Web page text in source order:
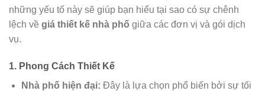
những yếu tố này sẽ giúp bạn hiểu tại sao có sự chênh
lệch về giá thiết kế nhà phố giữa các đơn vị và gói dịch
vụ.
1. Phong Cách Thiết Kế
Nhà phố hiện đại: Đây là lựa chọn phổ biến bởi sự tối